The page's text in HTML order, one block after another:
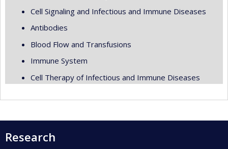
Cell Signaling and Infectious and Immune Diseases
Antibodies
Blood Flow and Transfusions
Immune System
Cell Therapy of Infectious and Immune Diseases
Research